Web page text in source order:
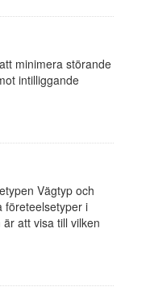
minimera störande
intilliggande
Vägtyp och
företeelsetyper i
att visa till vilken